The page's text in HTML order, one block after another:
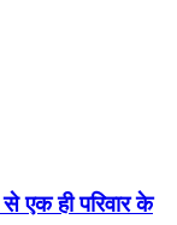
एक ही परिवार के